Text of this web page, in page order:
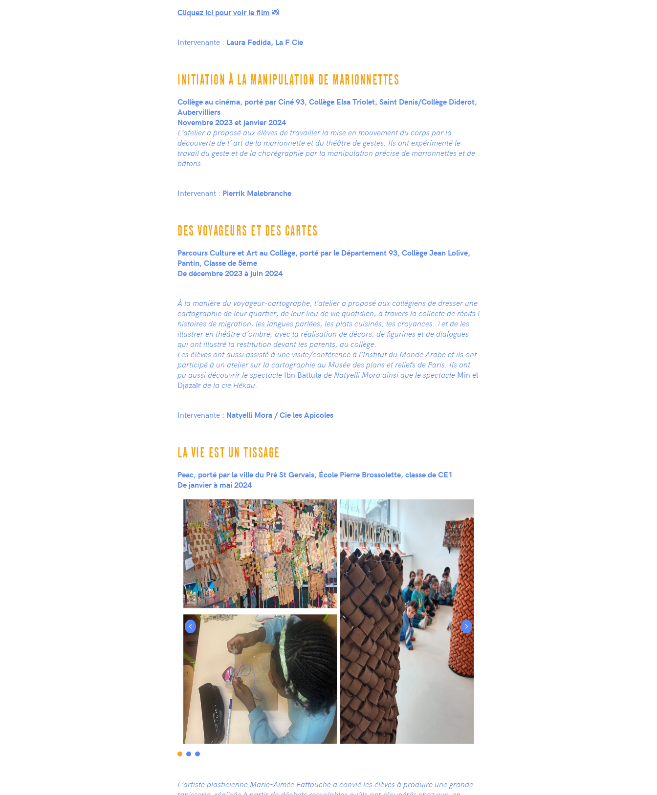
Cliquez ici pour voir le film 📸
Intervenante : Laura Fedida, La F Cie
INITIATION À LA MANIPULATION DE MARIONNETTES
Collège au cinéma, porté par Ciné 93, Collège Elsa Triolet, Saint Denis/Collège Diderot,
Aubervilliers
Novembre 2023 et janvier 2024
L’atelier a proposé aux élèves de travailler la mise en mouvement du corps par la
découverte de l’ art de la marionnette et du théâtre de gestes. Ils ont expérimenté le
travail du geste et de la chorégraphie par la manipulation précise de marionnettes et de
bâtons.
Intervenant : Pierrik Malebranche
DES VOYAGEURS ET DES CARTES
Parcours Culture et Art au Collège, porté par le Département 93, Collège Jean Lolive,
Pantin, Classe de 5ème
De décembre 2023 à juin 2024
À la manière du voyageur-cartographe, l’atelier a proposé aux collégiens de dresser une
cartographie de leur quartier, de leur lieu de vie quotidien, à travers la collecte de récits (
histoires de migration, les langues parlées, les plats cuisinés, les croyances..) et de les
illustrer en théâtre d’ombre, avec la réalisation de décors, de figurines et de dialogues
qui ont illustré la restitution devant les parents, au collège.
Les élèves ont aussi assisté à une visite/conférence à l’Institut du Monde Arabe et ils ont
participé à un atelier sur la cartographie au Musée des plans et reliefs de Paris. Ils ont
pu aussi découvrir le spectacle Ibn Battuta de Natyelli Mora ainsi que le spectacle Min el
Djazaïrde la cie Hékau.
Intervenante : Natyelli Mora / Cie les Apicoles
LA VIE EST UN TISSAGE
Peac, porté par la ville du Pré St Gervais, École Pierre Brossolette, classe de CE1
De janvier à mai 2024
< >
L’artiste plasticienne Marie-Aimée Fattouche a convié les élèves à produire une grande